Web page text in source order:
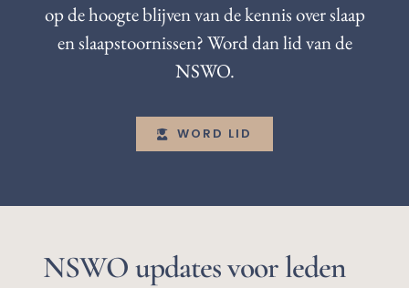
op de hoogte blijven van de kennis over slaap
en slaapstoornissen? Word dan lid van de
NSWO.
WORD LID
NSWO updates voor leden